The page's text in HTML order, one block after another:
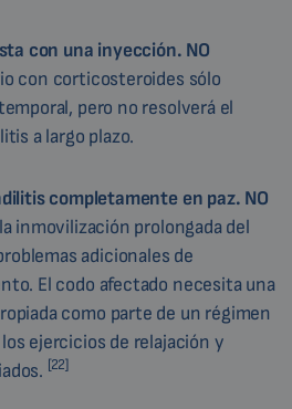
con una inyección. NO
con corticosteroides sólo
pero no resolverá el
a largo plazo.
completamente en paz. NO
inmovilización prolongada del
adicionales de
El codo afectado necesita una
como parte de un régimen
ejercicios de relajación y
[22]